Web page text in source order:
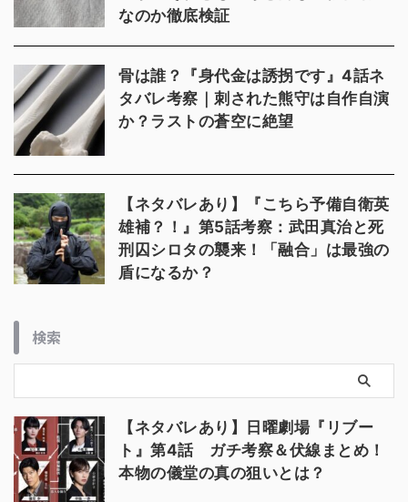
なのか徹底検証
骨は誰？『身代金は誘拐です』4話ネ
タバレ考察｜刺された熊守は自作自演
か？ラストの蒼空に絶望
【ネタバレあり】『こちら予備自衛英
雄補？！』第5話考察：武田真治と死
刑囚シロタの襲来！「融合」は最強の
盾になるか？
検索
【ネタバレあり】日曜劇場『リブー
ト』第4話 ガチ考察＆伏線まとめ！
本物の儀堂の真の狙いとは？